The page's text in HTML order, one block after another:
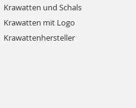
Krawatten und Schals
Krawatten mit Logo
Krawattenhersteller